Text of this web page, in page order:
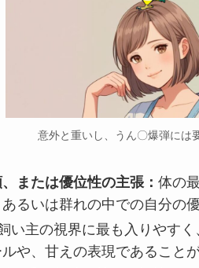
意外と重いし、うん〇爆弾には
または優位性の主張： 体の
るいは群れの中での自分の
い主の視界に最も入りやす
や、甘えの表現であることが